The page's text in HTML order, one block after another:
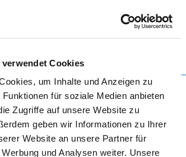
verwendet Cookies
um Inhalte und Anzeigen zu
für soziale Medien anbieten
Zugriffe auf unsere Website zu
geben wir Informationen zu Ihrer
Website an unsere Partner für
und Analysen weiter. Unsere
department
UNIVERSITÄT